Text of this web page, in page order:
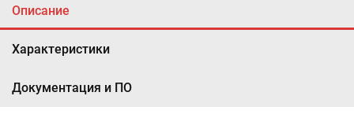
Описание
Характеристики
Документация и ПО